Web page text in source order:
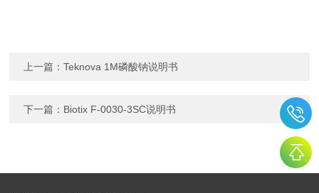
上一篇：Teknova 1M磷酸钠说明书
下一篇： Biotix F-0030-3SC说明书